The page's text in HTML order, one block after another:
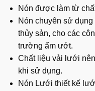
Nón được làm từ
Nón chuyên sử
thủy sản, cho các
trường ẩm ướt.
Chất liệu vải lưới
khi sử dụng.
Nón Lưới thiết kế